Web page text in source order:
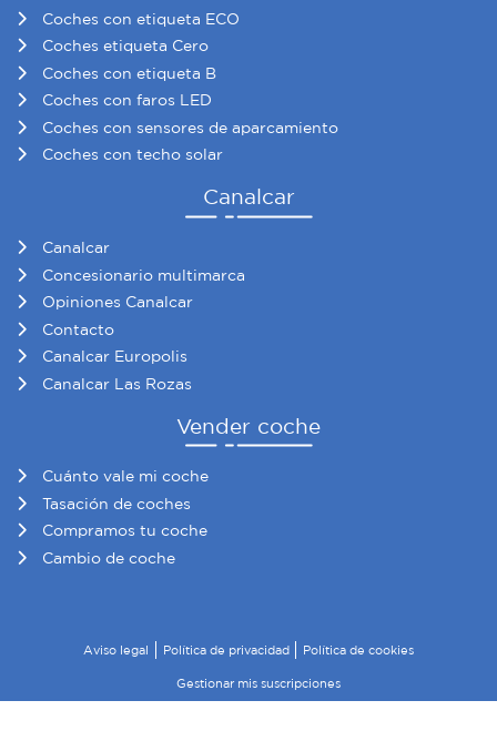
Coches con etiqueta ECO
Coches etiqueta Cero
Coches con etiqueta B
Coches con faros LED
Coches con sensores de aparcamiento
Coches con techo solar
Canalcar
Canalcar
Concesionario multimarca
Opiniones Canalcar
Contacto
Canalcar Europolis
Canalcar Las Rozas
Vender coche
Cuánto vale mi coche
Tasación de coches
Compramos tu coche
Cambio de coche
Aviso legal Política de privacidad Política de cookies
Gestionar mis suscripciones